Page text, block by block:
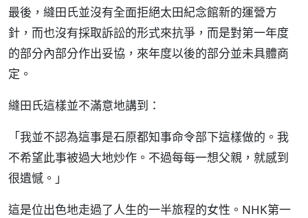
最後，縫田氏並沒有全面拒絕太田紀念館新的運營方
針，而也沒有採取訴訟的形式來抗爭，而是對第一年度
的部分內部分作出妥協，來年度以後的部分並未具體商
定。
縫田氏這樣並不滿意地講到：
「我並不認為這事是石原都知事命令部下這樣做的。我
不希望此事被過大地炒作。不過每每一想父親，就感到
很遺憾。」
這是位出色地走過了人生的一半旅程的女性。NHK第一